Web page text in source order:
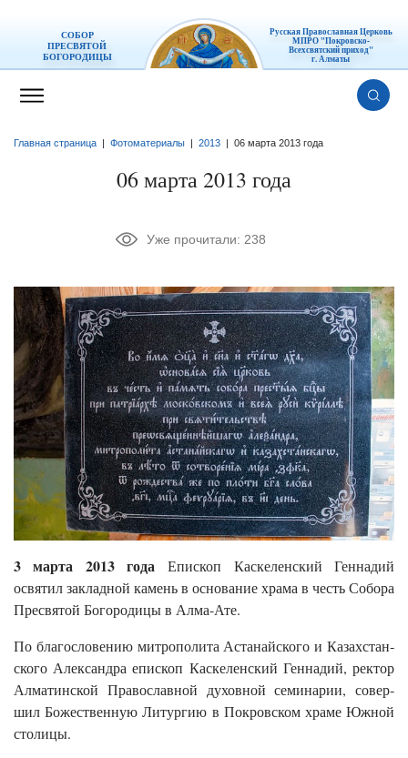
СОБОР
ПРЕСВЯТОЙ
БОГОРОДИЦЫ
Русская Православная Церковь
МПРО "Покровско-
Всехсвятский приход"
г. Алматы
Главная страница Фотоматериалы 2013 06 марта 2013 года
06 марта 2013 года
Уже прочитали: 238
3 марта 2013 года Епископ Каскеленский Геннадий
освятил закладной камень в основание храма в честь Собора
Пресвятой Богородицы в Алма-Ате.
По бла­гос­ло­вению мит­ро­поли­та Ас­та­най­ско­го и Ка­захс­тан­
ско­го Алек­санд­ра епис­коп Кас­ке­ленс­кий Ген­на­дий, рек­тор
Ал­ма­тинс­кой Пра­вос­лавной ду­хов­ной се­мина­рии, со­вер­
шил Бо­жест­вен­ную Ли­тур­гию в Пок­ровс­ком хра­ме Юж­ной
сто­лицы.